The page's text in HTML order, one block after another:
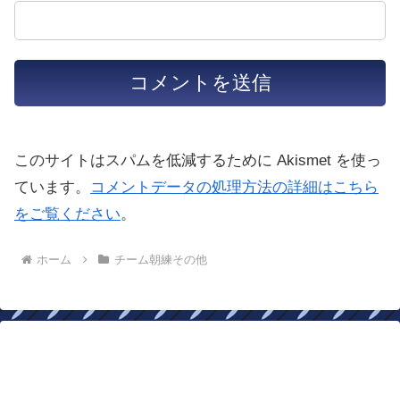
このサイトはスパムを低減するために Akismet を使っ
ています。
コメントデータの処理方法の詳細はこちら
をご覧ください。
ホーム チーム朝練その他